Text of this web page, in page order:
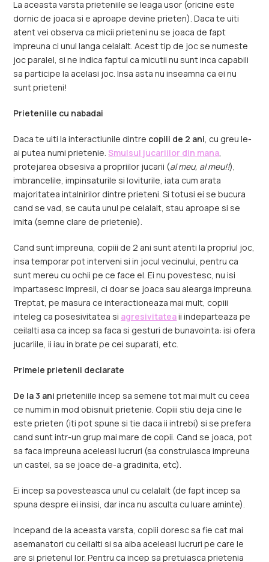
La aceasta varsta prieteniile se leaga usor (oricine este
dornic de joaca si e aproape devine prieten). Daca te uiti
atent vei observa ca micii prieteni nu se joaca de fapt
impreuna ci unul langa celalalt. Acest tip de joc se numeste
joc paralel, si ne indica faptul ca micutii nu sunt inca capabili
sa participe la acelasi joc. Insa asta nu inseamna ca ei nu
sunt prieteni!
Prieteniile cu nabadai
Daca te uiti la interactiunile dintre copiii de 2 ani, cu greu le-
ai putea numi prietenie.Smulsul jucariilor din mana,
protejarea obsesiva a propriilor jucarii (al meu, al meu!!),
imbrancelile, impinsaturile si loviturile, iata cum arata
majoritatea intalnirilor dintre prieteni. Si totusi ei se bucura
cand se vad, se cauta unul pe celalalt, stau aproape si se
imita (semne clare de prietenie).
Cand sunt impreuna, copiii de 2 ani sunt atenti la propriul joc,
insa temporar pot interveni si in jocul vecinului, pentru ca
sunt mereu cu ochii pe ce face el. Ei nu povestesc, nu isi
impartasesc impresii, ci doar se joaca sau alearga impreuna.
Treptat, pe masura ce interactioneaza mai mult, copiii
inteleg ca posesivitatea si agresivitateaii indeparteaza pe
ceilalti asa ca incep sa faca si gesturi de bunavointa: isi ofera
jucariile, ii iau in brate pe cei suparati, etc.
Primele prietenii declarate
De la 3 ani prieteniile incep sa semene tot mai mult cu ceea
ce numim in mod obisnuit prietenie. Copiii stiu deja cine le
este prieten (iti pot spune si tie daca ii intrebi) si se prefera
cand sunt intr-un grup mai mare de copii. Cand se joaca, pot
sa faca impreuna aceleasi lucruri (sa construiasca impreuna
un castel, sa se joace de-a gradinita, etc).
Ei incep sa povesteasca unul cu celalalt (de fapt incep sa
spuna despre ei insisi, dar inca nu asculta cu luare aminte).
Incepand de la aceasta varsta, copiii doresc sa fie cat mai
asemanatori cu ceilalti si sa aiba aceleasi lucruri pe care le
are si prietenul lor. Pentru ca incep sa pretuiasca prietenia